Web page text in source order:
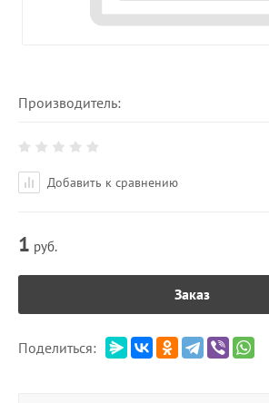
Производитель:
Добавить к сравнению
1 руб.
Заказ
Поделиться: